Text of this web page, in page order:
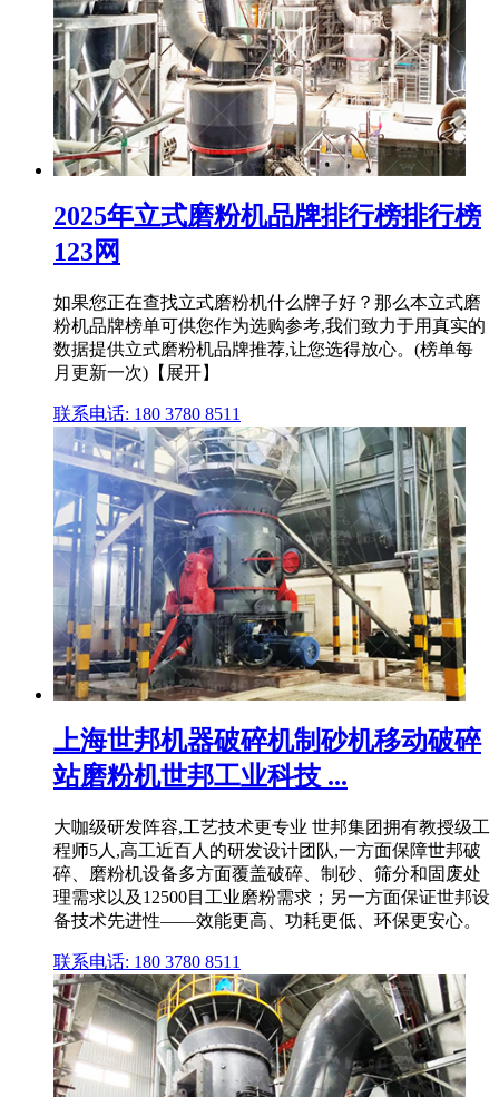
2025年立式磨粉机品牌排行榜排行榜
123网
如果您正在查找立式磨粉机什么牌子好？那么本立式磨
粉机品牌榜单可供您作为选购参考,我们致力于用真实的
数据提供立式磨粉机品牌推荐,让您选得放心。(榜单每
月更新一次)【展开】
联系电话: 180 3780 8511
上海世邦机器破碎机制砂机移动破碎
站磨粉机世邦工业科技 ...
大咖级研发阵容,工艺技术更专业 世邦集团拥有教授级工
程师5人,高工近百人的研发设计团队,一方面保障世邦破
碎、磨粉机设备多方面覆盖破碎、制砂、筛分和固废处
理需求以及12500目工业磨粉需求；另一方面保证世邦设
备技术先进性——效能更高、功耗更低、环保更安心。
联系电话: 180 3780 8511